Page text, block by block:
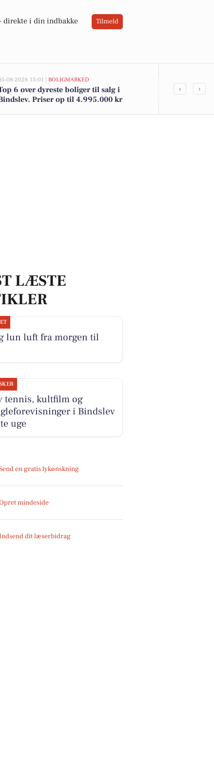
direkte i din indbakke Tilmeld
08-2026 13:01 | BOLIGMARKED
6 over dyreste boliger til salg i
Priser op til 4.995.000 kr
Savner du
‹ ›
LÆSTE
lun luft fra morgen til
tennis, kultfilm og
i Bindslev
uge
en gratis lykønskning
mindeside
dit læserbidrag